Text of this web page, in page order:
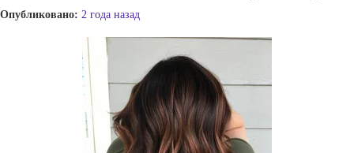
Опубликовано: 2 года назад